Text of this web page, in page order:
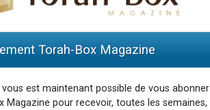
Torah-Box Magazine
vous est maintenant possible de vous abonner
Magazine pour recevoir, toutes les semaines,